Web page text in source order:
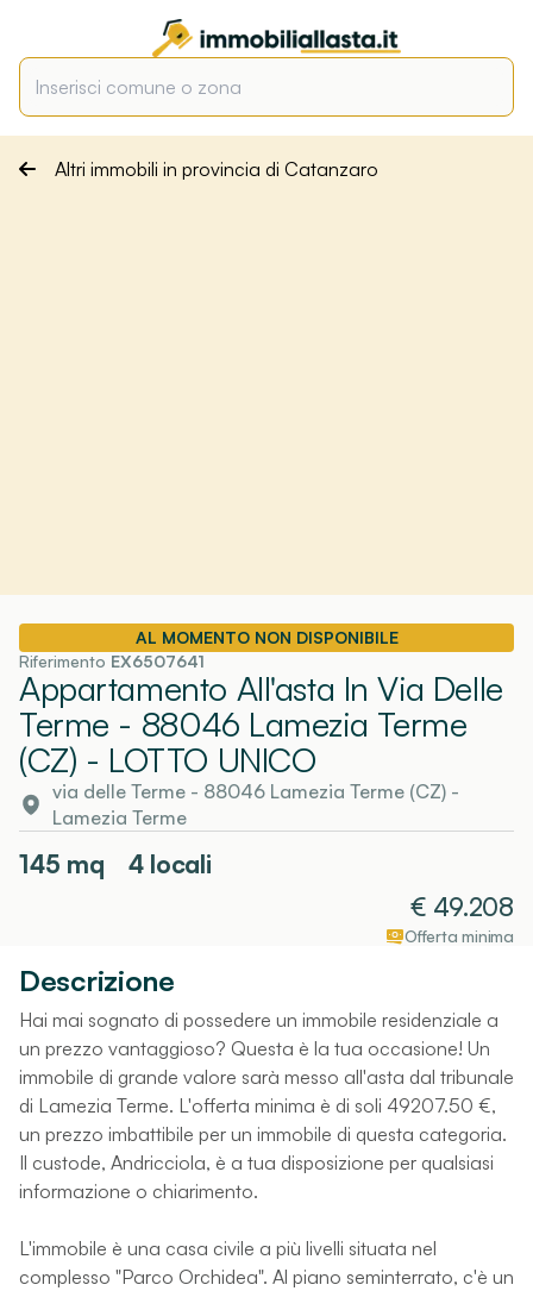
Altri immobili in provincia di Catanzaro
AL MOMENTO NON DISPONIBILE
Riferimento EX6507641
Appartamento All'asta In Via Delle
Terme - 88046 Lamezia Terme
(CZ) - LOTTO UNICO
via delle Terme - 88046 Lamezia Terme (CZ) -
Lamezia Terme
145 mq
4 locali
€ 49.208
Offerta minima
Descrizione
Hai mai sognato di possedere un immobile residenziale a
un prezzo vantaggioso? Questa è la tua occasione! Un
immobile di grande valore sarà messo all'asta dal tribunale
di Lamezia Terme. L'offerta minima è di soli 49207.50 €,
un prezzo imbattibile per un immobile di questa categoria.
Il custode, Andricciola, è a tua disposizione per qualsiasi
informazione o chiarimento.
L'immobile è una casa civile a più livelli situata nel
complesso "Parco Orchidea". Al piano seminterrato, c'è un